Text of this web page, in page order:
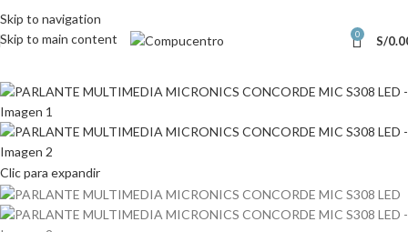
Skip to navigation
Skip to main content
0 S/
Clic para expandir